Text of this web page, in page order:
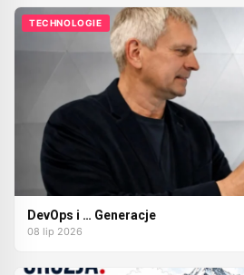
TECHNOLOGIE
DevOps i … Generacje
08 lip 2026